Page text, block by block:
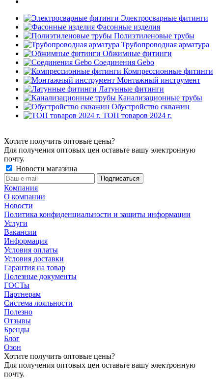
Электросварные фитинги
Фасонные изделия
Полиэтиленовые трубы
Трубопроводная арматура
Обжимные фитинги
Соединения Gebo
Компрессионные фитинги
Монтажный инструмент
Латунные фитинги
Канализационные трубы
Обустройство скважин
ТОП товаров 2024 г.
Хотите получить оптовые цены?
Для получения оптовых цен оставьте вашу электронную
почту.
Новости магазина
Компания
О компании
Новости
Политика конфиденциальности и защиты информации
Услуги
Вакансии
Информация
Условия оплаты
Условия доставки
Гарантия на товар
Полезные документы
ГОСТы
Партнерам
Система лояльности
Полезно
Отзывы
Бренды
Блог
Озон
Хотите получить оптовые цены?
Для получения оптовых цен оставьте вашу электронную
почту.